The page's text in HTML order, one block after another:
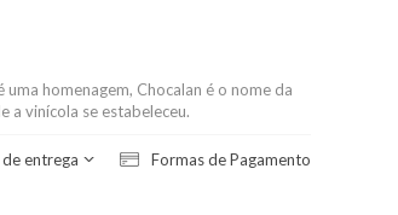
uma homenagem, Chocalan é o nome da
a vinícola se estabeleceu.
entrega Formas de Pagamento